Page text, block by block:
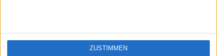
ZUSTIMMEN